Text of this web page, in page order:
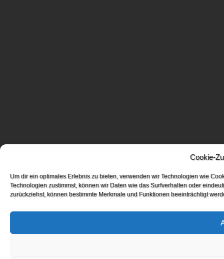
Cookie-
Um dir ein optimales Erlebnis zu bieten, verwenden wir Technologien wie
Technologien zustimmst, können wir Daten wie das Surfverhalten oder
zurückziehst, können bestimmte Merkmale und Funktionen beeinträchtigt